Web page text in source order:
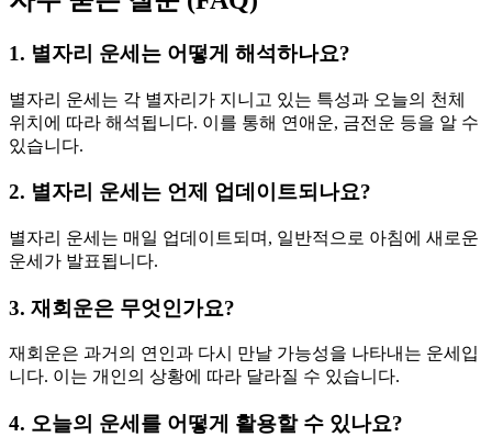
1. 별자리 운세는 어떻게 해석하나요?
별자리 운세는 각 별자리가 지니고 있는 특성과 오늘의 천체
위치에 따라 해석됩니다. 이를 통해 연애운, 금전운 등을 알 수
있습니다.
2. 별자리 운세는 언제 업데이트되나요?
별자리 운세는 매일 업데이트되며, 일반적으로 아침에 새로운
운세가 발표됩니다.
3. 재회운은 무엇인가요?
재회운은 과거의 연인과 다시 만날 가능성을 나타내는 운세입
니다. 이는 개인의 상황에 따라 달라질 수 있습니다.
4. 오늘의 운세를 어떻게 활용할 수 있나요?